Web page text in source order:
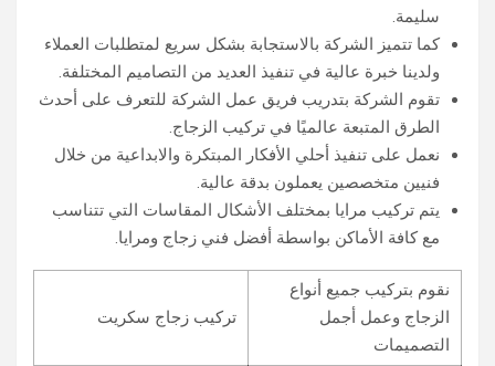
سليمة.
كما تتميز الشركة بالاستجابة بشكل سريع لمتطلبات العملاء
ولدينا خبرة عالية في تنفيذ العديد من التصاميم المختلفة.
تقوم الشركة بتدريب فريق عمل الشركة للتعرف على أحدث
الطرق المتبعة عالميًا في تركيب الزجاج.
نعمل على تنفيذ أحلي الأفكار المبتكرة والابداعية من خلال
فنيين متخصصين يعملون بدقة عالية.
يتم تركيب مرايا بمختلف الأشكال المقاسات التي تتناسب
مع كافة الأماكن بواسطة أفضل فني زجاج ومرايا.
نقوم بتركيب جميع أنواع
الزجاج وعمل أجمل
التصميمات
تركيب زجاج سكريت